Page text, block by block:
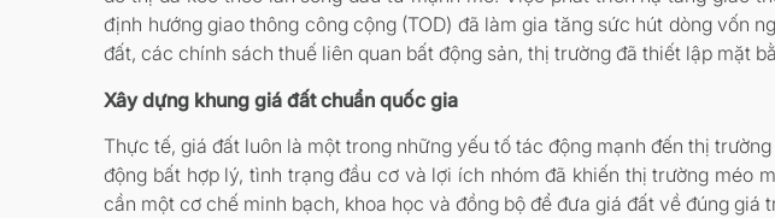
định hướng giao thông công cộng (TOD) đã làm gia tăng sức hút dòng vốn
đất, các chính sách thuế liên quan bất động sản, thị trường đã thiết lập mặt
Xây dựng khung giá đất chuẩn quốc gia
Thực tế, giá đất luôn là một trong những yếu tố tác động mạnh đến thị
động bất hợp lý, tình trạng đầu cơ và lợi ích nhóm đã khiến thị trường méo
cần một cơ chế minh bạch, khoa học và đồng bộ để đưa giá đất về đúng